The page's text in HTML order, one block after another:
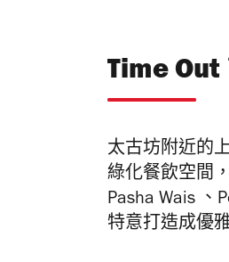
Time Out
太古坊附近的
綠化餐飲空間
Pasha Wais 、
特意打造成優